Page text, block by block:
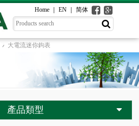
Home EN 简体
大電流迷你鉤表
產品類型